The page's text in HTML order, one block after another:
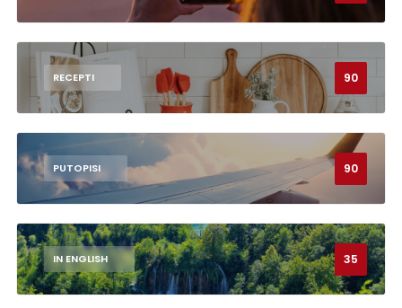
RECEPTI 90
PUTOPISI 90
IN ENGLISH 35